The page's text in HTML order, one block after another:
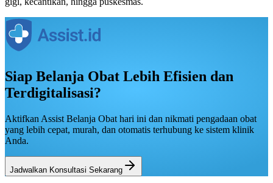
Siap Belanja Obat Lebih Efisien dan
Terdigitalisasi?
Aktifkan Assist Belanja Obat hari ini dan nikmati pengadaan obat
yang lebih cepat, murah, dan otomatis terhubung ke sistem klinik
Anda.
Jadwalkan Konsultasi Sekarang